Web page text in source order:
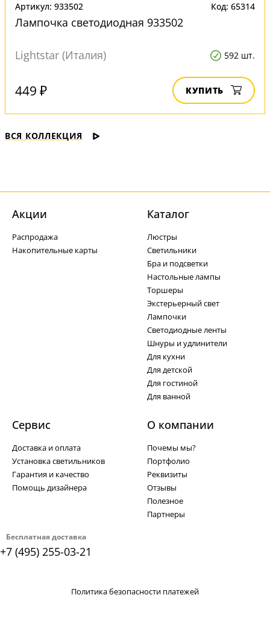
Артикул: 933502 Код: 65314
Лампочка светодиодная 933502
Lightstar (Италия) 592 шт.
449 ₽ КУПИТЬ
ВСЯ КОЛЛЕКЦИЯ
Бесплатная доставка
+7 (495) 255-03-21
Акции
Распродажа
Накопительные карты
Каталог
Люстры
Светильники
Бра и подсветки
Настольные лампы
Торшеры
Экстерьерный свет
Лампочки
Светодиодные ленты
Шнуры и удлинители
Для кухни
Для детской
Для гостиной
Для ванной
Сервис
Доставка и оплата
Установка светильников
Гарантия и качество
Помощь дизайнера
О компании
Почемы мы?
Портфолио
Реквизиты
Отзывы
Полезное
Партнеры
Политика безопасности платежей